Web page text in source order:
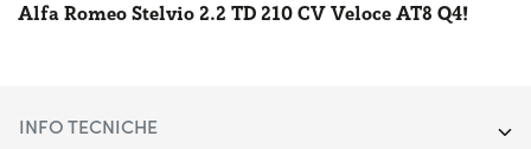
Alfa Romeo Stelvio 2.2 TD 210 CV Veloce AT8 Q4!
INFO TECNICHE